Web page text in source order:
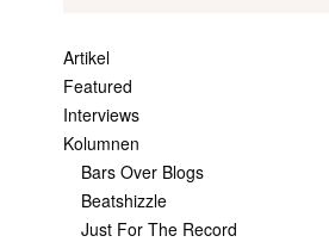
Artikel
Featured
Interviews
Kolumnen
Bars Over Blogs
Beatshizzle
Just For The Record